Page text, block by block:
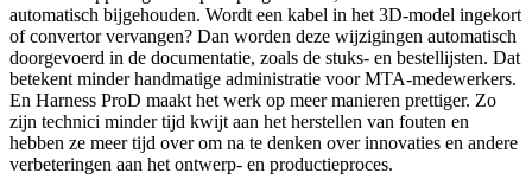
automatisch bijgehouden. Wordt een kabel in het 3D-model ingekort
of convertor vervangen? Dan worden deze wijzigingen automatisch
doorgevoerd in de documentatie, zoals de stuks- en bestellijsten. Dat
betekent minder handmatige administratie voor MTA-medewerkers.
En Harness ProD maakt het werk op meer manieren prettiger. Zo
zijn technici minder tijd kwijt aan het herstellen van fouten en
hebben ze meer tijd over om na te denken over innovaties en andere
verbeteringen aan het ontwerp- en productieproces.